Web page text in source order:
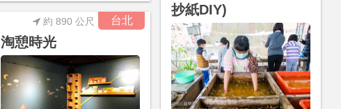
抄紙DIY)
台北
淘憩時光
約 890 公尺